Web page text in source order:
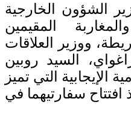
الشؤون الخارجية
المقيمين
ووزير العلاقات
السيد روبين
الإيجابية التي تميز
افتتاح سفارتيهما في